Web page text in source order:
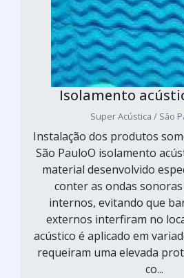
Isolamento
Super Acústica / São
Instalação dos produtos
São PauloO isolamento
material desenvolvido
conter as ondas
internos, evitando que
externos interfiram no
acústico é aplicado em
requeiram uma elevada
co...